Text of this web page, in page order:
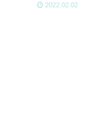
2022.02.02